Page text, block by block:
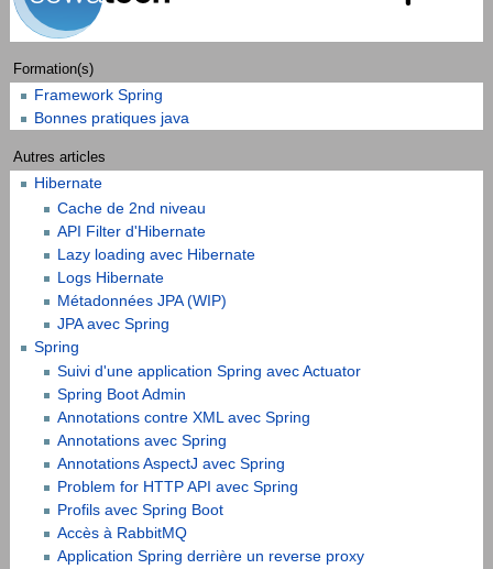
Formation(s)
Framework Spring
Bonnes pratiques java
Autres articles
Hibernate
Cache de 2nd niveau
API Filter d'Hibernate
Lazy loading avec Hibernate
Logs Hibernate
Métadonnées JPA (WIP)
JPA avec Spring
Spring
Suivi d'une application Spring avec Actuator
Spring Boot Admin
Annotations contre XML avec Spring
Annotations avec Spring
Annotations AspectJ avec Spring
Problem for HTTP API avec Spring
Profils avec Spring Boot
Accès à RabbitMQ
Application Spring derrière un reverse proxy